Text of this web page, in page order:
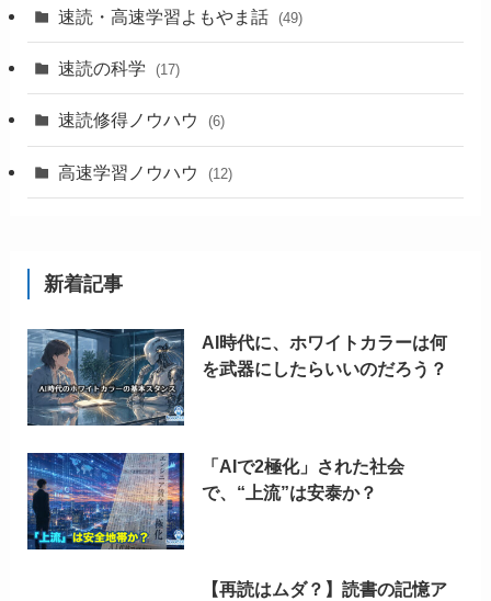
速読・高速学習よもやま話 (49)
速読の科学 (17)
速読修得ノウハウ (6)
高速学習ノウハウ (12)
新着記事
AI時代に、ホワイトカラーは何
を武器にしたらいいのだろう？
「AIで2極化」された社会
で、“上流”は安泰か？
【再読はムダ？】読書の記憶ア